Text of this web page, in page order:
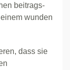
beitrags-
wunden
dass sie